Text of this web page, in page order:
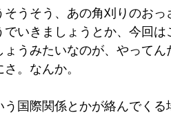
うそう、あの角刈りのお
いきましょうとか、今回
うみたいなのが、やって
。なんか。
国際関係とかが絡んでくる